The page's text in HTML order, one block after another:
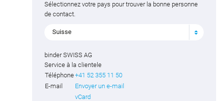
Sélectionnez votre pays pour trouver la bonne personne
de contact.
Suisse
binder SWISS AG
Service à la clientele
Téléphone+41 52 355 11 50
E-mail
Envoyer un e-mail
vCard